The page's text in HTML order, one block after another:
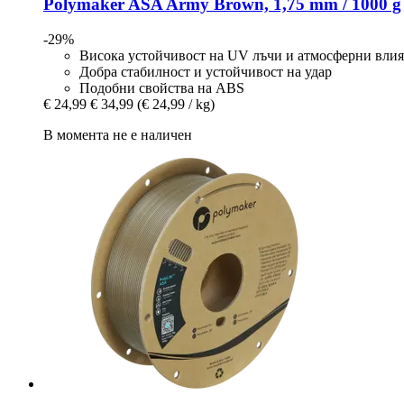
PolymakerASA Army Brown, 1,75 mm / 1000 g
-29%
Висока устойчивост на UV лъчи и атмосферни
Добра стабилност и устойчивост на удар
Подобни свойства на ABS
€ 24,99 € 34,99 (€ 24,99 / kg)
В момента не е наличен